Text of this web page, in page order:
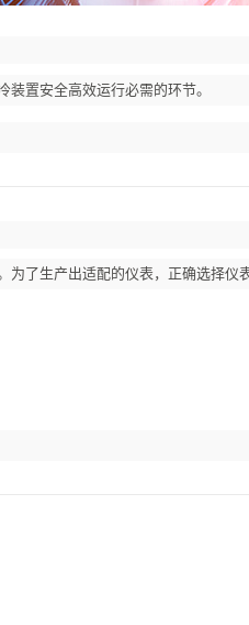
置安全高效运行必需的环节。
了生产出适配的仪表，正确选择仪